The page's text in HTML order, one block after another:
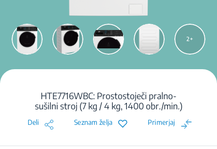
2
HTE7716WBC: Prostostoječi pralno-
sušilni stroj (7 kg / 4 kg, 1400 obr./min.)
Deli Seznam želja Primerjaj